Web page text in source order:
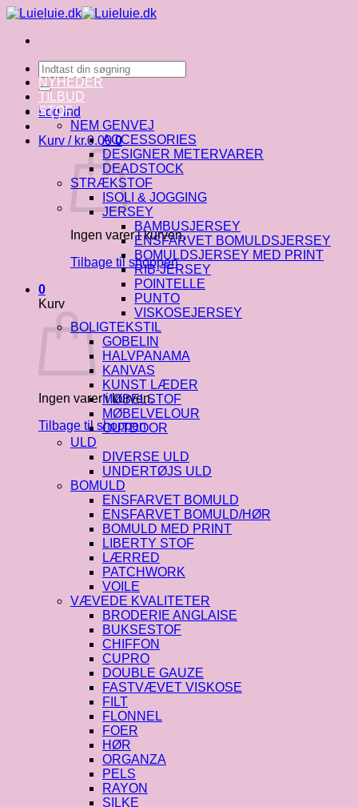
Fortsæt
indhold
Søg
efter:
Log ind
Kurv / kr.0.00 0
Ingen varer i kurven.
Tilbage til shoppen
0
Kurv
Ingen varer i kurven.
Tilbage til shoppen
NYHEDER
TILBUD
STOF
NEM GENVEJ
ACCESSORIES
DESIGNER METERVARER
DEADSTOCK
STRÆKSTOF
ISOLI & JOGGING
JERSEY
BAMBUSJERSEY
ENSFARVET BOMULDSJERSEY
BOMULDSJERSEY MED PRINT
RIB-JERSEY
POINTELLE
PUNTO
VISKOSEJERSEY
BOLIGTEKSTIL
GOBELIN
HALVPANAMA
KANVAS
KUNST LÆDER
MØBELSTOF
MØBELVELOUR
OUTDOOR
ULD
DIVERSE ULD
UNDERTØJS ULD
BOMULD
ENSFARVET BOMULD
ENSFARVET BOMULD/HØR
BOMULD MED PRINT
LIBERTY STOF
LÆRRED
PATCHWORK
VOILE
VÆVEDE KVALITETER
BRODERIE ANGLAISE
BUKSESTOF
CHIFFON
CUPRO
DOUBLE GAUZE
FASTVÆVET VISKOSE
FILT
FLONNEL
FOER
HØR
ORGANZA
PELS
RAYON
SILKE